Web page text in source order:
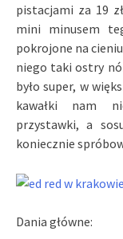
pistacjami za 19
mini minusem
pokrojone na
niego taki ostry
było super, w
kawałki nam
przystawki, a
koniecznie
Dania główne: